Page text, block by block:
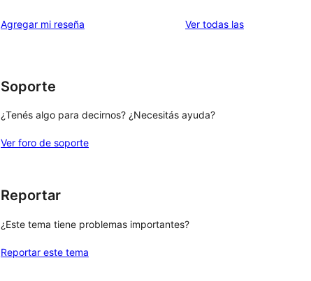
Agregar mi reseña Ver todas lasreseñas
Soporte
¿Tenés algo para decirnos? ¿Necesitás ayuda?
Ver foro de soporte
Reportar
¿Este tema tiene problemas importantes?
Reportar este tema